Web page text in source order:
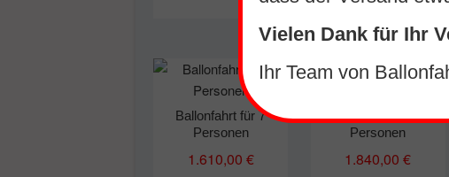
Ballonfahrt für 7
Personen
1.610,00 €
Ballonfahrt für 8
Personen
1.840,00€
Vielen Dank für Ihr
Ihr Team von